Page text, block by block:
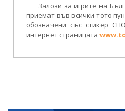
Залози за игрите на
приемат във всички тото
обозначени със стикер
интернет страницата